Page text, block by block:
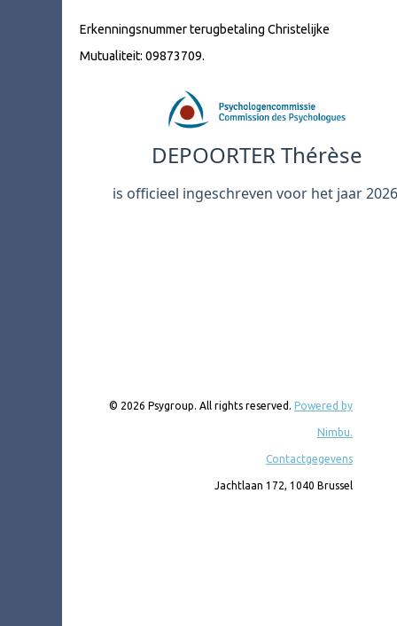
Erkenningsnummer terugbetaling Christelijke
Mutualiteit: 09873709.
© 2026 Psygroup. All rights reserved. Powered by
Nimbu.
Contactgegevens
Jachtlaan 172, 1040 Brussel